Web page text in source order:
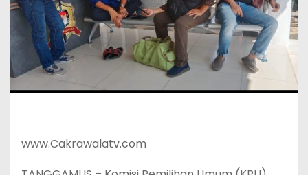
www.Cakrawalatv.com